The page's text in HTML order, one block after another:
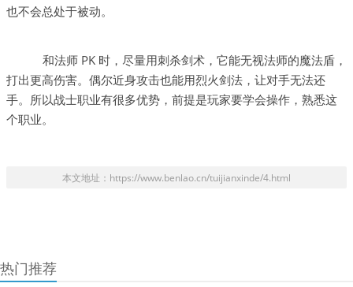
也不会总处于被动。
和法师 PK 时，尽量用刺杀剑术，它能无视法师的魔法盾，
打出更高伤害。偶尔近身攻击也能用烈火剑法，让对手无法还
手。所以战士职业有很多优势，前提是玩家要学会操作，熟悉这
个职业。
本文地址：https://www.benlao.cn/tuijianxinde/4.html
热门推荐